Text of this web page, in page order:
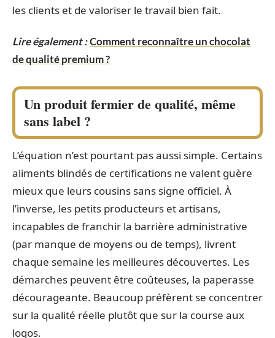
les clients et de valoriser le travail bien fait.
Lire également :Comment reconnaître un chocolat
de qualité premium ?
Un produit fermier de qualité, même
sans label ?
L’équation n’est pourtant pas aussi simple. Certains
aliments blindés de certifications ne valent guère
mieux que leurs cousins sans signe officiel. À
l’inverse, les petits producteurs et artisans,
incapables de franchir la barrière administrative
(par manque de moyens ou de temps), livrent
chaque semaine les meilleures découvertes. Les
démarches peuvent être coûteuses, la paperasse
décourageante. Beaucoup préfèrent se concentrer
sur la qualité réelle plutôt que sur la course aux
logos.